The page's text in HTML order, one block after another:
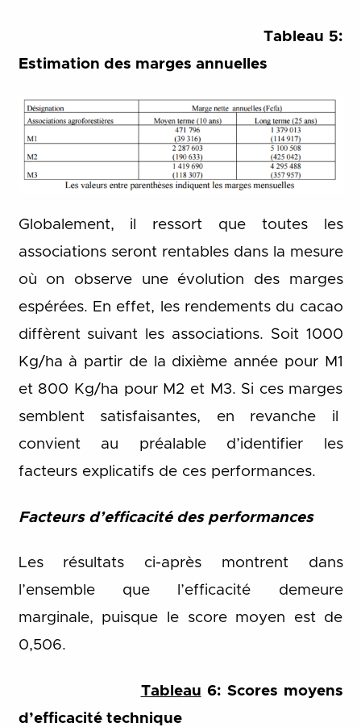
Tableau 5:
Estimation des marges annuelles
Globalement, il ressort que toutes les
associations seront rentables dans la mesure
où on observe une évolution des marges
espérées. En effet, les rendements du cacao
diffèrent suivant les associations. Soit 1000
Kg/ha à partir de la dixième année pour M1
et 800 Kg/ha pour M2 et M3. Si ces marges
semblent satisfaisantes, en revanche il
convient au préalable d’identifier les
facteurs explicatifs de ces performances.
Facteurs d’efficacité des performances
Les résultats ci-après montrent dans
l’ensemble que l’efficacité demeure
marginale, puisque le score moyen est de
0,506.
Tableau 6: Scores moyens
d’efficacité technique